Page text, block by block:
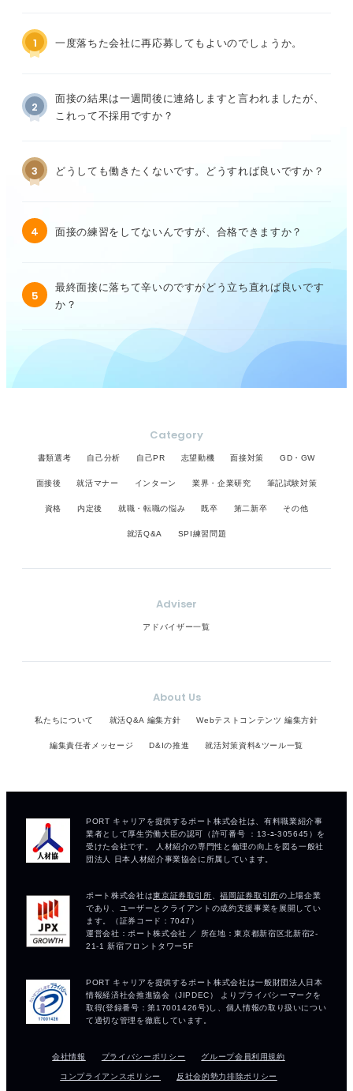
1 一度落ちた会社に再応募してもよいのでしょうか。
2
面接の結果は一週間後に連絡しますと言われましたが、
これって不採用ですか？
3 どうしても働きたくないです。どうすれば良いですか？
4 面接の練習をしてないんですが、合格できますか？
5
最終面接に落ちて辛いのですがどう立ち直れば良いです
か？
Category
書類選考 自己分析 自己PR 志望動機 面接対策 GD・GW
面接後 就活マナー インターン 業界・企業研究 筆記試験対策
資格 内定後 就職・転職の悩み 既卒 第二新卒 その他
就活Q&A SPI練習問題
Adviser
アドバイザー一覧
About Us
私たちについて 就活Q&A 編集方針 Webテストコンテンツ 編集方針
編集責任者メッセージ D&Iの推進 就活対策資料&ツール一覧
会社情報 プライバシーポリシー グループ会員利用規約
コンプライアンスポリシー 反社会的勢力排除ポリシー